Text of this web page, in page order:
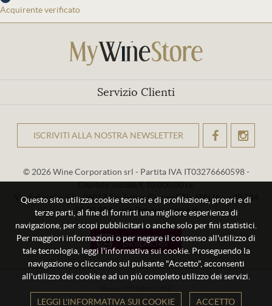
Acquirente verificato
Servizio Clienti
Questo sito utilizza cookie tecnici e di profilazione, propri e di
terze parti, al fine di fornirti una migliore esperienza di
navigazione, per scopi pubblicitari o anche solo per fini statistici.
Per maggiori informazioni o per negare il consenso all'utilizzo di
tale tecnologia, leggi l'informativa sui cookie. Proseguendo la
navigazione o cliccando sul pulsante "Accetto", acconsenti
all'utilizzo dei cookie e ad un più completo utilizzo dei servizi.
LEGGI L'INFORMATIVA SUI COOKIE ACCETTO
ISCRIVITI ALLA NOSTRA NEWSLETTEROK
© 2026 Wine Corporation srl - Partita IVA IT03276660598 -
Capitale sociale € 10.000,00 i.v.
Via Sabaudia, 56 - 04017 San Felice Circeo (LT) - ITALIA - +39 334
29 93 956 - info@mywinestore.it